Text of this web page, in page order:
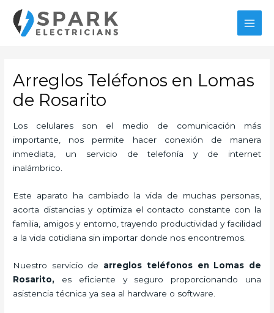
contenido
Arreglos Teléfonos en Lomas
de Rosarito
Los celulares son el medio de comunicación más
importante, nos permite hacer conexión de manera
inmediata, un servicio de telefonía y de internet
inalámbrico.
Este aparato ha cambiado la vida de muchas personas,
acorta distancias y optimiza el contacto constante con la
familia, amigos y entorno, trayendo productividad y facilidad
a la vida cotidiana sin importar donde nos encontremos.
Nuestro servicio de arreglos teléfonos en Lomas de
Rosarito, es eficiente y seguro proporcionando una
asistencia técnica ya sea al hardware o software.